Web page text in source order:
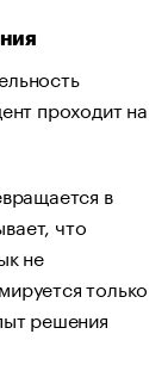
проходит на
в
что
не
только
решения